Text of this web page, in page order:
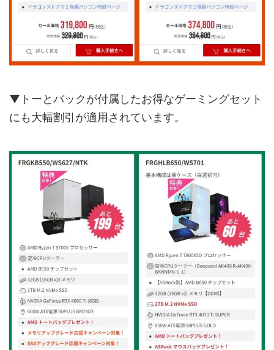
▼トーとバックが付属したお得なゲーミングセット
にも大幅割引が適用されています。